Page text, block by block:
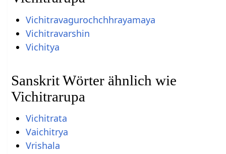
Vichitravagurochchhrayamaya
Vichitravarshin
Vichitya
Sanskrit Wörter ähnlich wie
Vichitrarupa
Vichitrata
Vaichitrya
Vrishala